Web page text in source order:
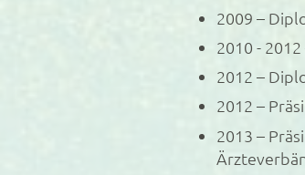
2009 –
2010 -
2012 –
2012 –
2013 –